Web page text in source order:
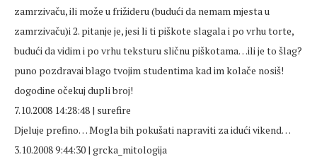
zamrzivaču, ili može u frižideru (budući da nemam mjesta u
zamrzivaču)i 2. pitanje je, jesi li ti piškote slagala i po vrhu torte,
budući da vidim i po vrhu teksturu sličnu piškotama…ili je to šlag?
puno pozdravai blago tvojim studentima kad im kolače nosiš!
dogodine očekuj dupli broj!
7.10.2008 14:28:48 | surefire
Djeluje prefino… Mogla bih pokušati napraviti za idući vikend…
3.10.2008 9:44:30 | grcka_mitologija